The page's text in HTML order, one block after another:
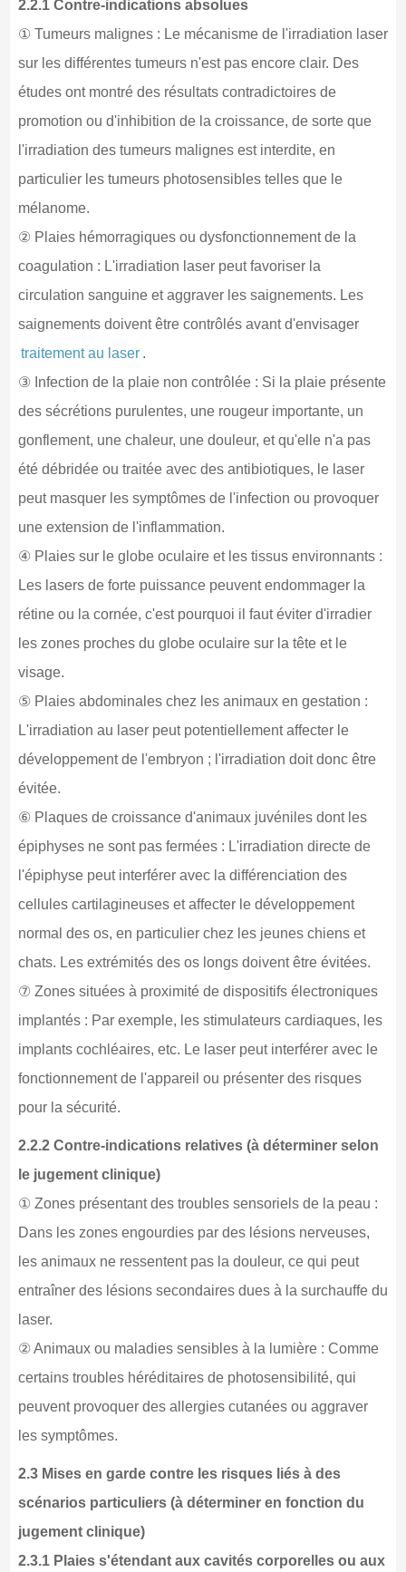
2.2.1 Contre-indications absolues
① Tumeurs malignes : Le mécanisme de l'irradiation laser
sur les différentes tumeurs n'est pas encore clair. Des
études ont montré des résultats contradictoires de
promotion ou d'inhibition de la croissance, de sorte que
l'irradiation des tumeurs malignes est interdite, en
particulier les tumeurs photosensibles telles que le
mélanome.
② Plaies hémorragiques ou dysfonctionnement de la
coagulation : L'irradiation laser peut favoriser la
circulation sanguine et aggraver les saignements. Les
saignements doivent être contrôlés avant d'envisager
traitement au laser .
③ Infection de la plaie non contrôlée : Si la plaie présente
des sécrétions purulentes, une rougeur importante, un
gonflement, une chaleur, une douleur, et qu'elle n'a pas
été débridée ou traitée avec des antibiotiques, le laser
peut masquer les symptômes de l'infection ou provoquer
une extension de l'inflammation.
④ Plaies sur le globe oculaire et les tissus environnants :
Les lasers de forte puissance peuvent endommager la
rétine ou la cornée, c'est pourquoi il faut éviter d'irradier
les zones proches du globe oculaire sur la tête et le
visage.
⑤ Plaies abdominales chez les animaux en gestation :
L'irradiation au laser peut potentiellement affecter le
développement de l'embryon ; l'irradiation doit donc être
évitée.
⑥ Plaques de croissance d'animaux juvéniles dont les
épiphyses ne sont pas fermées : L'irradiation directe de
l'épiphyse peut interférer avec la différenciation des
cellules cartilagineuses et affecter le développement
normal des os, en particulier chez les jeunes chiens et
chats. Les extrémités des os longs doivent être évitées.
⑦ Zones situées à proximité de dispositifs électroniques
implantés : Par exemple, les stimulateurs cardiaques, les
implants cochléaires, etc. Le laser peut interférer avec le
fonctionnement de l'appareil ou présenter des risques
pour la sécurité.
2.2.2 Contre-indications relatives (à déterminer selon
le jugement clinique)
① Zones présentant des troubles sensoriels de la peau :
Dans les zones engourdies par des lésions nerveuses,
les animaux ne ressentent pas la douleur, ce qui peut
entraîner des lésions secondaires dues à la surchauffe du
laser.
② Animaux ou maladies sensibles à la lumière : Comme
certains troubles héréditaires de photosensibilité, qui
peuvent provoquer des allergies cutanées ou aggraver
les symptômes.
2.3 Mises en garde contre les risques liés à des
scénarios particuliers (à déterminer en fonction du
jugement clinique)
2.3.1 Plaies s'étendant aux cavités corporelles ou aux